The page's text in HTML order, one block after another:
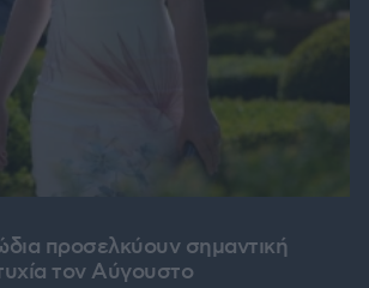
προσελκύουν σημαντική
τον Αύγουστο